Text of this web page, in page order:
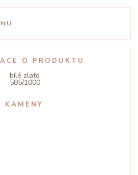
O PRODUKTU
bílé zlato
585/1000
KAMENY